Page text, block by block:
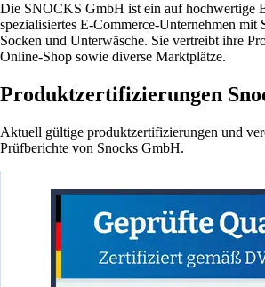
Die SNOCKS GmbH ist ein auf hochwertige
spezialisiertes E-Commerce-Unternehmen mit
Socken und Unterwäsche. Sie vertreibt ihre
Online-Shop sowie diverse Marktplätze.
Produktzertifizierungen
Aktuell gültige produktzertifizierungen und
Prüfberichte von Snocks GmbH.